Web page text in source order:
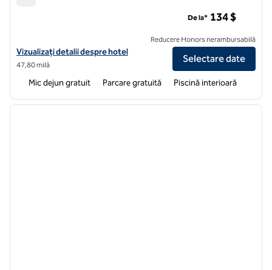
Vizualizați detaliile hotelului pentru Home2 Suites by Hilton
Vizualizați detalii despre hotel
47,80 milă
De la* 134 $
Reducere Honors nerambursabilă
Selectare date
Mic dejun gratuit Parcare gratuită Piscină interioară
1 din 12